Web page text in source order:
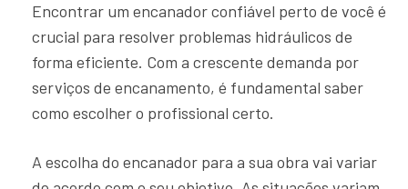
Encontrar um encanador confiável perto de você é
crucial para resolver problemas hidráulicos de
forma eficiente. Com a crescente demanda por
serviços de encanamento, é fundamental saber
como escolher o profissional certo.
A escolha do encanador para a sua obra vai variar